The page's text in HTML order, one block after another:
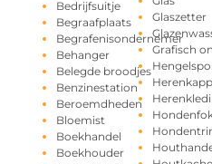
Bedrijfsuitje
Begraafplaats
Begrafenisondernemer
Behanger
Belegde broodjes
Benzinestation
Beroemdheden
Bloemist
Boekhandel
Boekhouder
Glaszetter
Grafisch